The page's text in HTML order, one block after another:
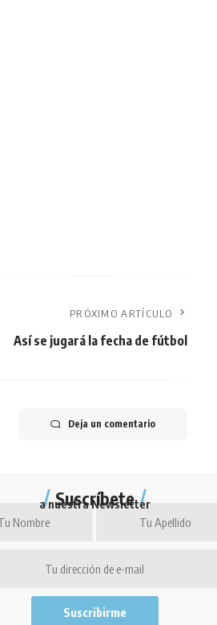
PRÓXIMO ARTÍCULO
Así se jugará la fecha de fútbol
Deja un comentario
Suscríbete
a nuestra Newsletter